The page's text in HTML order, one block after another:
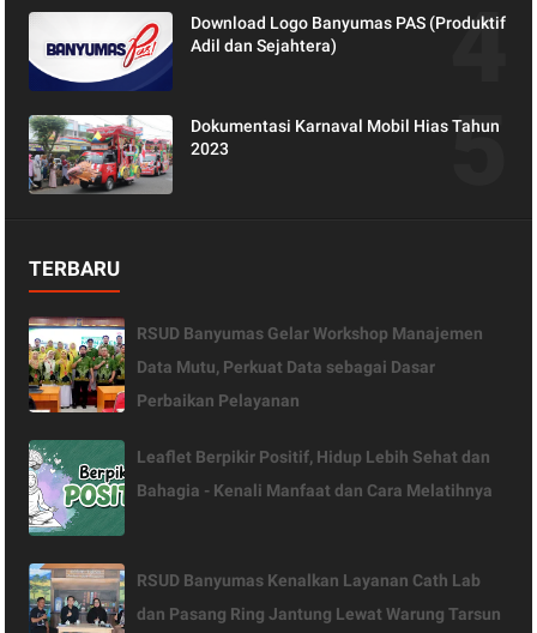
Download Logo Banyumas PAS (Produktif
Adil dan Sejahtera)
Dokumentasi Karnaval Mobil Hias Tahun
2023
TERBARU
RSUD Banyumas Gelar Workshop Manajemen
Data Mutu, Perkuat Data sebagai Dasar
Perbaikan Pelayanan
Leaflet Berpikir Positif, Hidup Lebih Sehat dan
Bahagia - Kenali Manfaat dan Cara Melatihnya
RSUD Banyumas Kenalkan Layanan Cath Lab
dan Pasang Ring Jantung Lewat Warung Tarsun